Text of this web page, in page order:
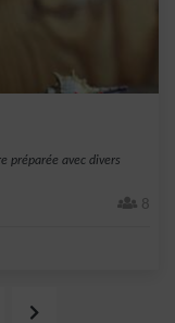
préparée avec divers
8